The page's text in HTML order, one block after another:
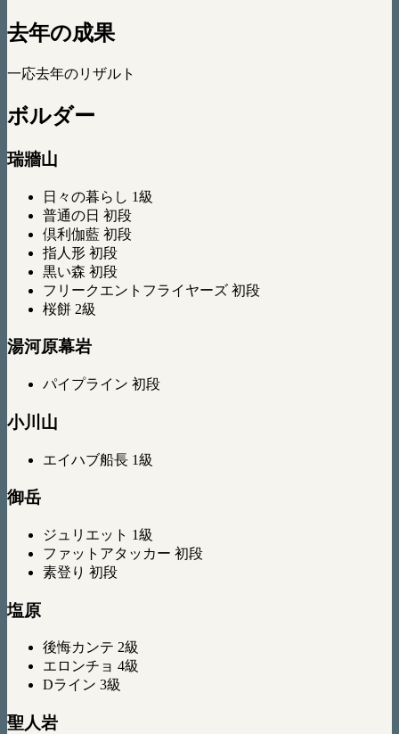
去年の成果
一応去年のリザルト
ボルダー
瑞牆山
日々の暮らし 1級
普通の日 初段
倶利伽藍 初段
指人形 初段
黒い森 初段
フリークエントフライヤーズ 初段
桜餅 2級
湯河原幕岩
パイプライン 初段
小川山
エイハブ船長 1級
御岳
ジュリエット 1級
ファットアタッカー 初段
素登り 初段
塩原
後悔カンテ 2級
エロンチョ 4級
Dライン 3級
聖人岩